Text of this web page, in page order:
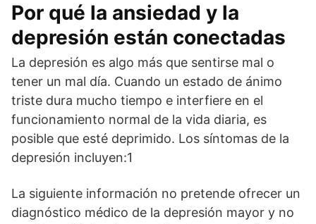
Por qué la ansiedad y la
depresión están conectadas
La depresión es algo más que sentirse mal o
tener un mal día. Cuando un estado de ánimo
triste dura mucho tiempo e interfiere en el
funcionamiento normal de la vida diaria, es
posible que esté deprimido. Los síntomas de la
depresión incluyen:1
La siguiente información no pretende ofrecer un
diagnóstico médico de la depresión mayor y no